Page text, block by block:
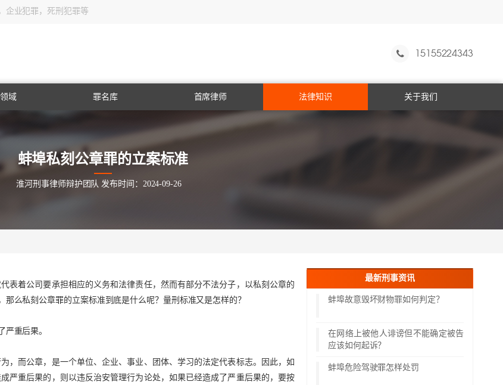
企业犯罪，死刑犯罪等
15155224343
域 罪名库
海关走私
毒品犯罪
职务犯罪
经济犯罪
暴力犯罪
药品犯罪
取保候审
常见犯罪
首席律师 法律知识
经济犯罪
职务犯罪
毒品犯罪
刑事程序
暴力犯罪
海关走私
药品犯罪
取保候审
常见犯罪
关于我们
蚌埠私刻公章罪的立案标准
淮河刑事律师辩护团队 发布时间：2024-09-26
表着公司要承担相应的义务和法律责任，然而有部分不法分子，以私刻公章的
么私刻公章罪的立案标准到底是什么呢？量刑标准又是怎样的？
重后果。
，而公章，是一个单位、企业、事业、团体、学习的法定代表标志。因此，如
严重后果的，则以违反治安管理行为论处，如果已经造成了严重后果的，要按
最新刑事资讯
蚌埠故意毁坏财物罪如何判定？
在网络上被他人诽谤但不能确定被告
应该如何起诉？
蚌埠危险驾驶罪怎样处罚